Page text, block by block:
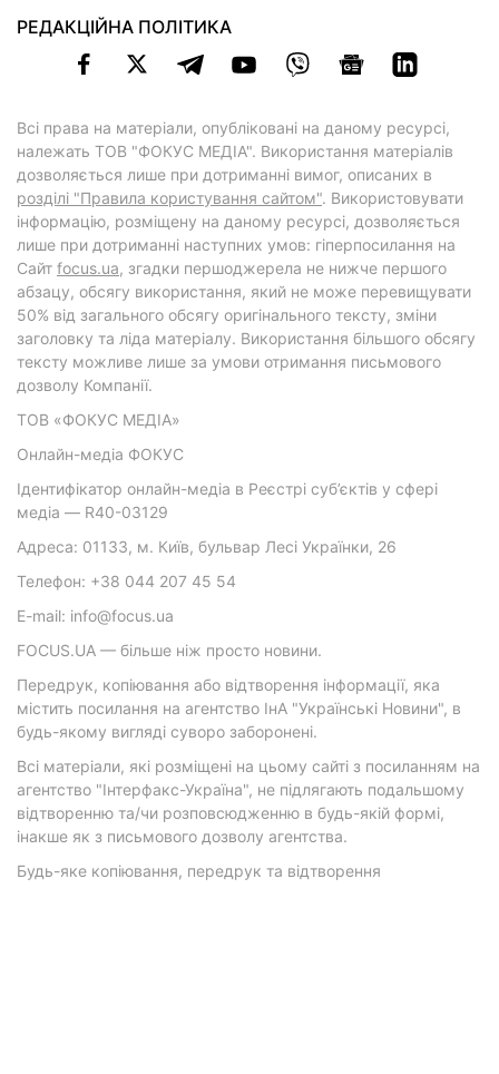
РЕДАКЦІЙНА ПОЛІТИКА
Всі права на матеріали, опубліковані на даному ресурсі,
належать ТОВ "ФОКУС МЕДІА". Використання матеріалів
дозволяється лише при дотриманні вимог, описаних в
розділі "Правила користування сайтом". Використовувати
інформацію, розміщену на даному ресурсі, дозволяється
лише при дотриманні наступних умов: гіперпосилання на
Cайт focus.ua, згадки першоджерела не нижче першого
абзацу, обсягу використання, який не може перевищувати
50% від загального обсягу оригінального тексту, зміни
заголовку та ліда матеріалу. Використання більшого обсягу
тексту можливе лише за умови отримання письмового
дозволу Компанії.
ТОВ «ФОКУС МЕДІА»
Онлайн-медіа ФОКУС
Ідентифікатор онлайн-медіа в Реєстрі суб’єктів у сфері
медіа — R40-03129
Адреса: 01133, м. Київ, бульвар Лесі Українки, 26
Телефон: +38 044 207 45 54
E-mail: info@focus.ua
FOCUS.UA — більше ніж просто новини.
Передрук, копіювання або відтворення інформації, яка
містить посилання на агентство ІнА "Українські Новини", в
будь-якому вигляді суворо заборонені.
Всі матеріали, які розміщені на цьому сайті з посиланням на
агентство "Інтерфакс-Україна", не підлягають подальшому
відтворенню та/чи розповсюдженню в будь-якій формі,
інакше як з письмового дозволу агентства.
Будь-яке копіювання, передрук та відтворення